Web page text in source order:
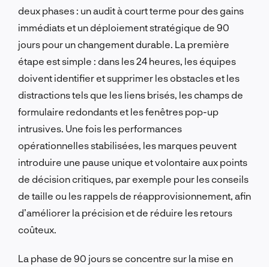
deux phases : un audit à court terme pour des gains
immédiats et un déploiement stratégique de 90
jours pour un changement durable. La première
étape est simple : dans les 24 heures, les équipes
doivent identifier et supprimer les obstacles et les
distractions tels que les liens brisés, les champs de
formulaire redondants et les fenêtres pop-up
intrusives. Une fois les performances
opérationnelles stabilisées, les marques peuvent
introduire une pause unique et volontaire aux points
de décision critiques, par exemple pour les conseils
de taille ou les rappels de réapprovisionnement, afin
d’améliorer la précision et de réduire les retours
coûteux.
La phase de 90 jours se concentre sur la mise en